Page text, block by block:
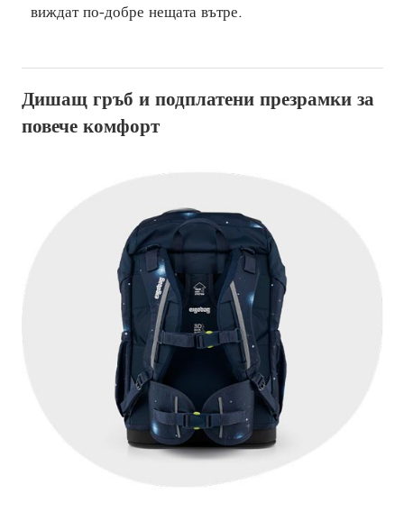
виждат по-добре нещата вътре.
Дишащ гръб и подплатени презрамки за
повече комфорт